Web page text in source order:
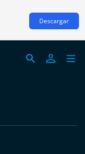
Descargar